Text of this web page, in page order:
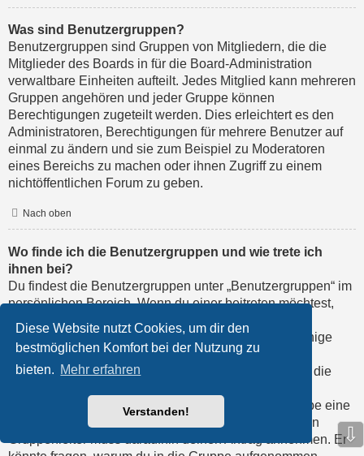
Diese Website nutzt Cookies, um dir den
bestmöglichen Komfort bei der Nutzung zu
bieten. Mehr erfahren
Verstanden!
Was sind Benutzergruppen?
Benutzergruppen sind Gruppen von Mitgliedern, die die
Mitglieder des Boards in für die Board-Administration
verwaltbare Einheiten aufteilt. Jedes Mitglied kann mehreren
Gruppen angehören und jeder Gruppe können
Berechtigungen zugeteilt werden. Dies erleichtert es den
Administratoren, Berechtigungen für mehrere Benutzer auf
einmal zu ändern und sie zum Beispiel zu Moderatoren
eines Bereichs zu machen oder ihnen Zugriff zu einem
nichtöffentlichen Forum zu geben.
Nach oben
Wo finde ich die Benutzergruppen und wie trete ich
ihnen bei?
Du findest die Benutzergruppen unter „Benutzergruppen“ im
persönlichen Bereich. Wenn du einer beitreten möchtest,
kannst du dies mit der entsprechenden Schaltfläche
machen. Nicht alle Gruppen sind allgemein offen. Einige
erfordern erst eine Freischaltung, andere können
geschlossen sein und weitere sogar versteckt. Wenn die
entsprechende Funktion beitreten; verlangt die Gruppe eine
Freischaltung, so kannst du dich für sie bewerben. Ein
Gruppenleiter muss daraufhin deinen Antrag annehmen. Er⇩